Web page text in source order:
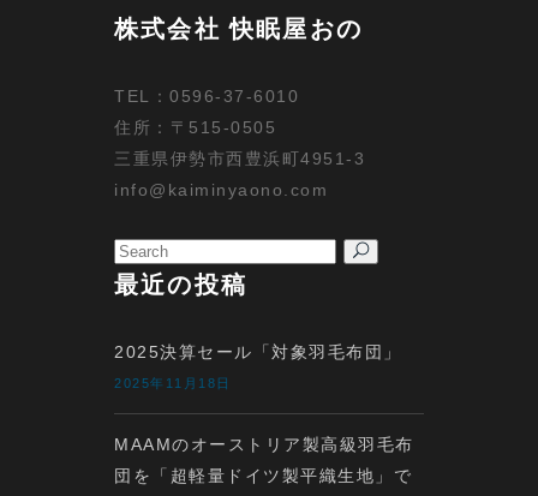
株式会社 快眠屋おの
TEL：0596-37-6010
住所：〒515-0505
三重県伊勢市西豊浜町4951-3
info@kaiminyaono.com
Search
for:
最近の投稿
2025決算セール「対象羽毛布団」
2025年11月18日
MAAMのオーストリア製高級羽毛布
団を「超軽量ドイツ製平織生地」で